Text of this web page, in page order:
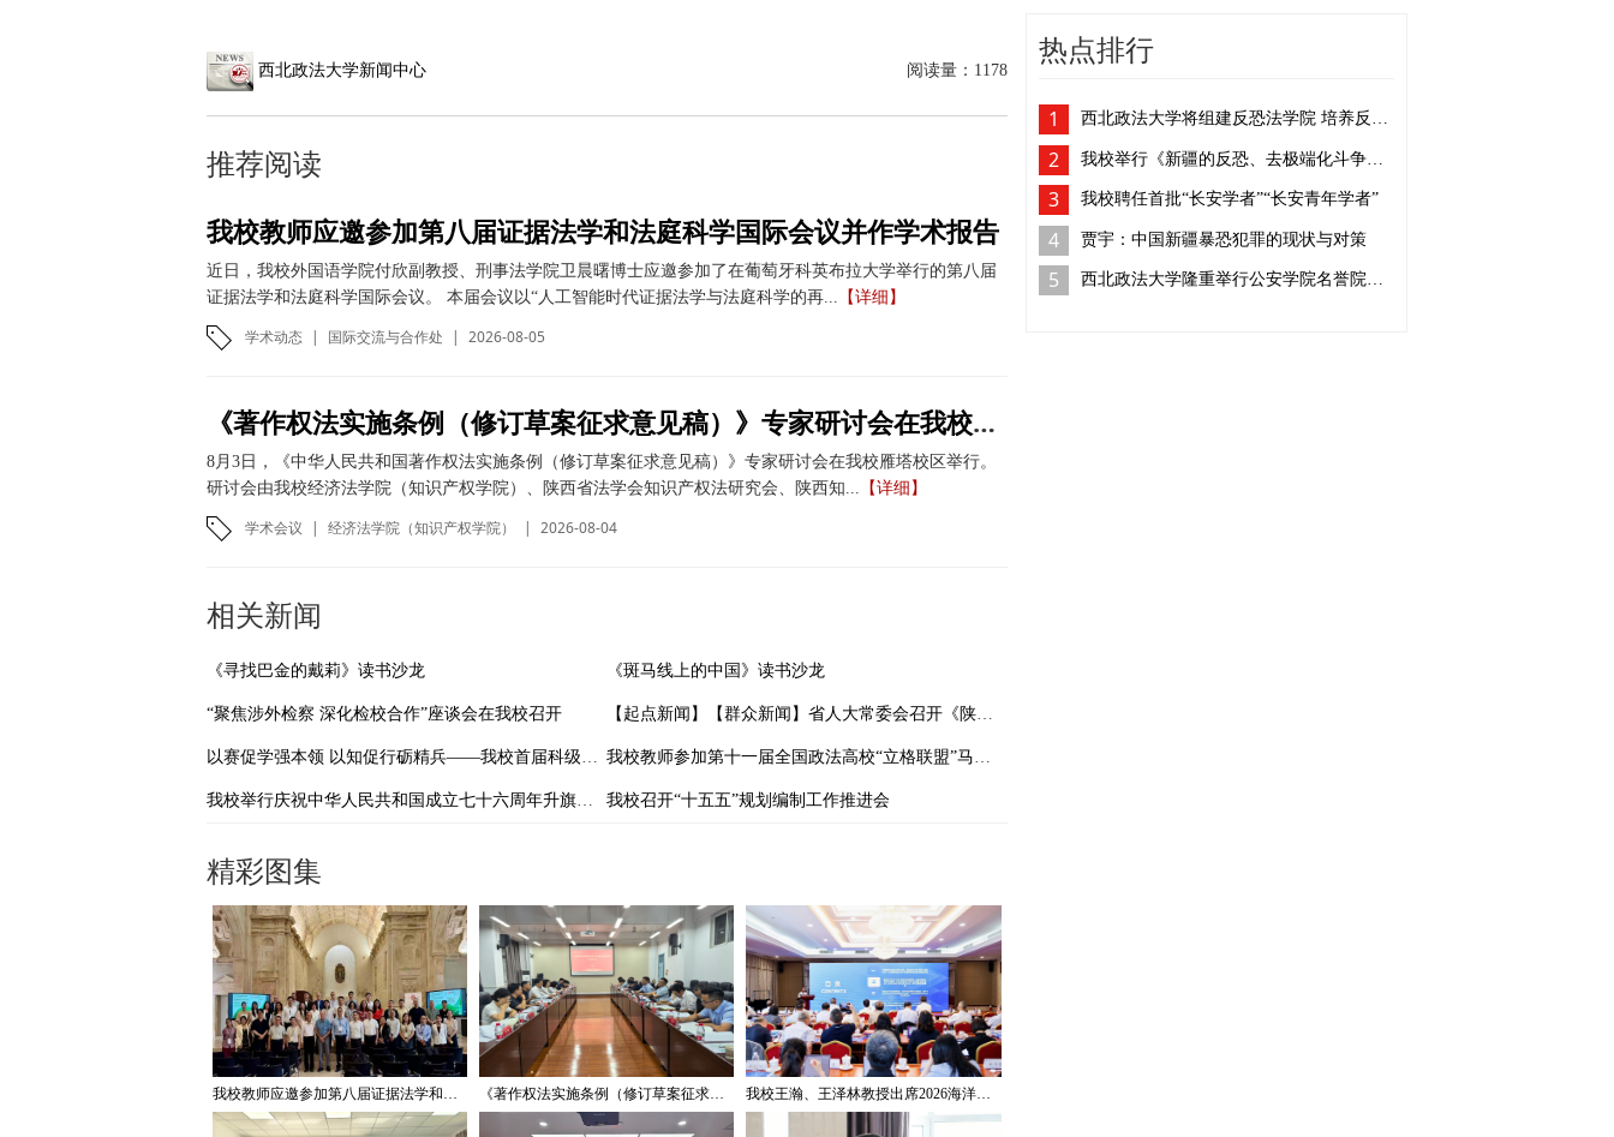
西北政法大学新闻中心 阅读量： 1178
推荐阅读
我校教师应邀参加第八届证据法学和法庭科学国际会议并作学术报告
近日，我校外国语学院付欣副教授、刑事法学院卫晨曙博士应邀参加了在葡萄牙科英布拉大学举行的第八届
证据法学和法庭科学国际会议。 本届会议以“人工智能时代证据法学与法庭科学的再... 【详细】
学术动态 | 国际交流与合作处 | 2026-08-05
《著作权法实施条例（修订草案征求意见稿）》专家研讨会在我校举办
8月3日，《中华人民共和国著作权法实施条例（修订草案征求意见稿）》专家研讨会在我校雁塔校区举行。
研讨会由我校经济法学院（知识产权学院）、陕西省法学会知识产权法研究会、陕西知... 【详细】
学术会议 | 经济法学院（知识产权学院） | 2026-08-04
相关新闻
《寻找巴金的戴莉》读书沙龙 《斑马线上的中国》读书沙龙
“聚焦涉外检察 深化检校合作”座谈会在我校召开 【起点新闻】【群众新闻】省人大常委会召开《陕西省哲学社会科学发展促进条例》新闻发布会 我校副校长马朝琦接受采访
以赛促学强本领 以知促行砺精兵——我校首届科级干部素质能力大赛圆满落幕 我校教师参加第十一届全国政法高校“立格联盟”马克思主义学院院长论坛暨铸牢中华民族共同体意识与新时代边疆治理学术研讨会
我校举行庆祝中华人民共和国成立七十六周年升旗仪式 我校召开“十五五”规划编制工作推进会
精彩图集
我校教师应邀参加第八届证据法学和法庭科学国际会议并作学术报告 《著作权法实施条例（修订草案征求意见稿）》专家研讨会在我校举办 我校王瀚、王泽林教授出席2026海洋治理与发展学术论坛
热点排行
1 西北政法大学将组建反恐法学院 培养反恐法治人才
2 我校举行《新疆的反恐、去极端化斗争与人权保障》白皮书学习座谈会
3 我校聘任首批“长安学者”“长安青年学者”
4 贾宇：中国新疆暴恐犯罪的现状与对策
5 西北政法大学隆重举行公安学院名誉院长、客座教授聘任仪式